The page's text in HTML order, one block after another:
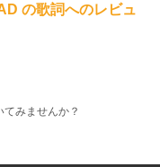
の歌詞へのレビュ
てみませんか？